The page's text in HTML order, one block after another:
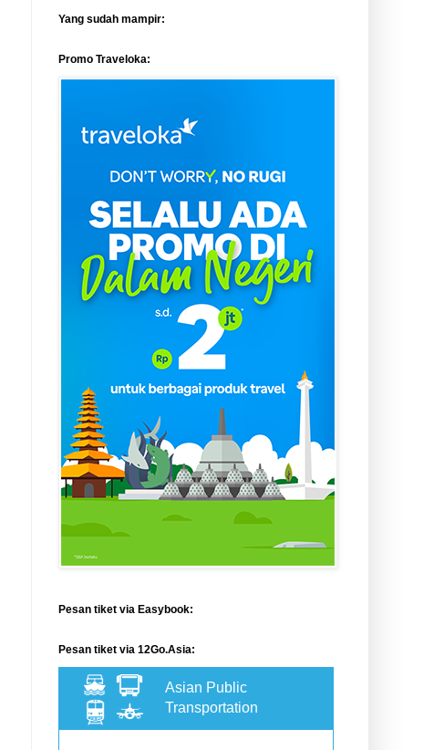
Yang sudah mampir:
Promo Traveloka:
Pesan tiket via Easybook:
Pesan tiket via 12Go.Asia:
Asian Public
Transportation